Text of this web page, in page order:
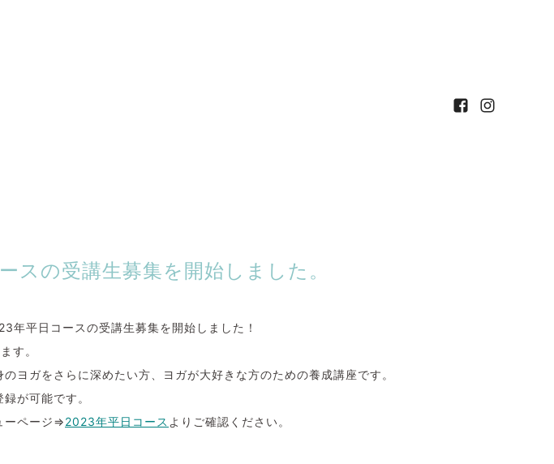
の受講生募集を開始しました。
平日コースの受講生募集を開始しました！
す。
ヨガをさらに深めたい方、ヨガが大好きな方のための養成講座です。
が可能です。
ーページ⇒2023年平日コース よりご確認ください。